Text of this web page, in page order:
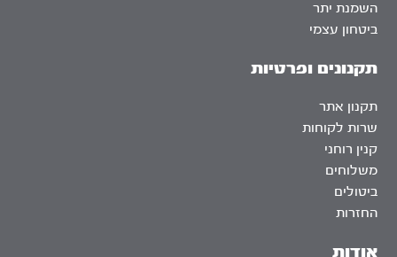
אודות
השמנת יתר
ביטחון עצמי
תקנונים ופרטיות
תקנון אתר
שרות לקוחות
קנין רוחני
משלוחים
ביטולים
החזרות